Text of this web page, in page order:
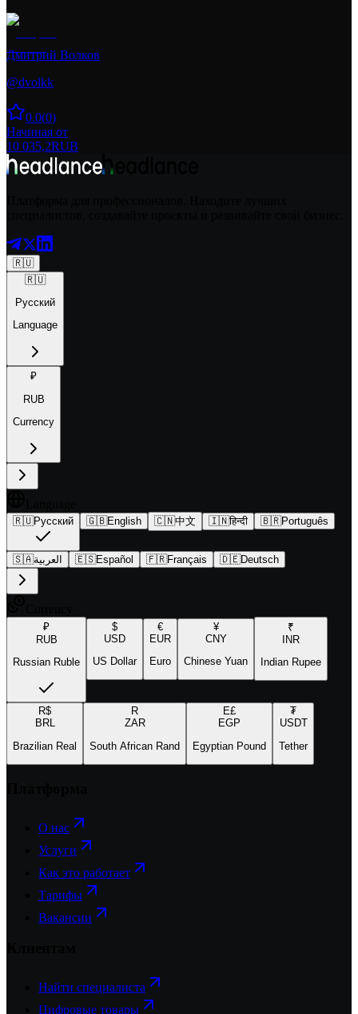
Дмитрий Волков
@dvolkk
0.0(0)
Начиная от
10 035,2RUB
🇷🇺
🇷🇺
Русский
Language
₽
RUB
Currency
🇷🇺Русский 🇬🇧English 🇨🇳中文 🇮🇳हिन्दी 🇧🇷Português
🇸🇦العربية 🇪🇸Español 🇫🇷Français 🇩🇪Deutsch
₽
RUB
Russian Ruble
$
USD
US Dollar
€
EUR
Euro
¥
CNY
Chinese Yuan
₹
INR
Indian Rupee
R$
BRL
Brazilian Real
R
ZAR
South African Rand
E£
EGP
Egyptian Pound
₮
USDT
Tether
О нас
Услуги
Как это работает
Тарифы
Вакансии
Найти специалиста
Цифровые товары